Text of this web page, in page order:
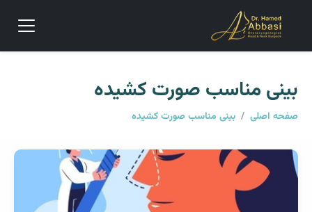
بینی مناسب صورت کشیده
صفحه اصلی / بینی مناسب صورت کشیده